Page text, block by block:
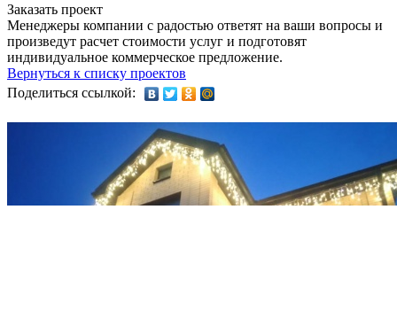
Заказать проект
Менеджеры компании с радостью ответят на ваши вопросы и
произведут расчет стоимости услуг и подготовят
индивидуальное коммерческое предложение.
Вернуться к списку проектов
Поделиться ссылкой: